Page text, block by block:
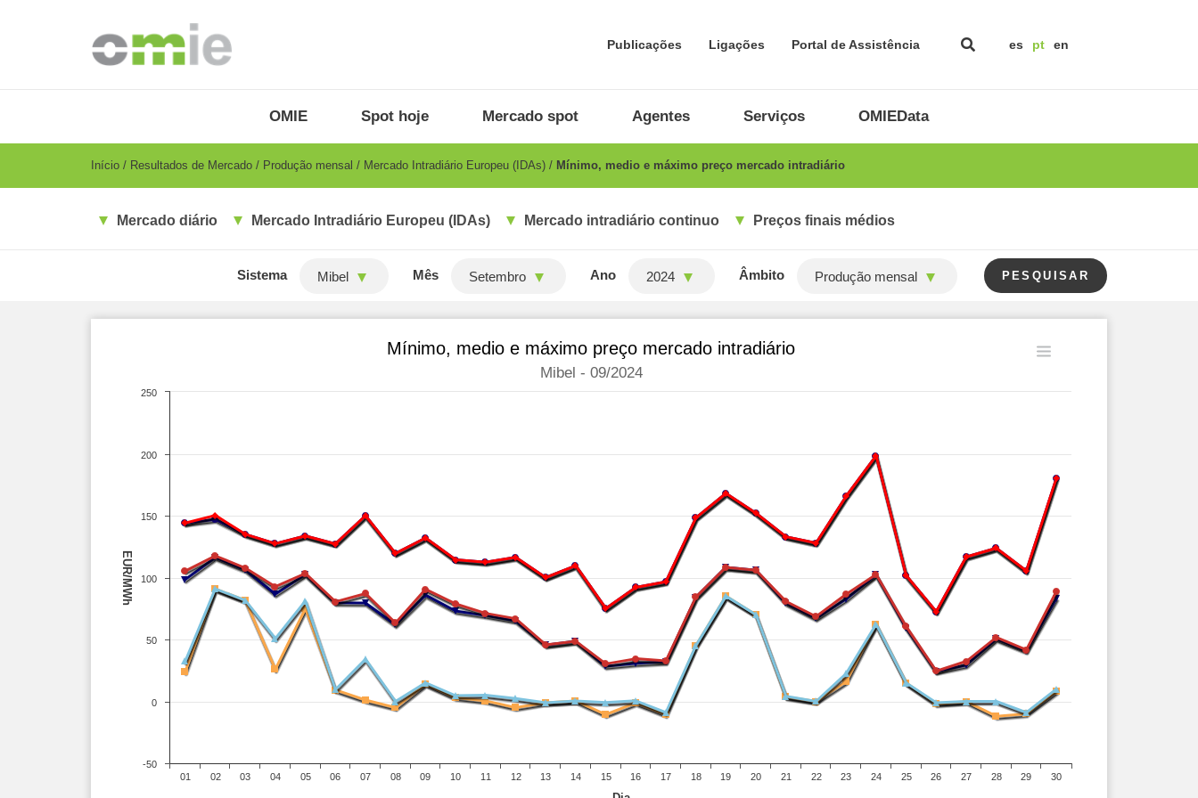
Publicações Ligações Portal de Assistência es pt en
PT
OMIE Spot hoje Mercado spot Agentes Serviços OMIEData
Breadcrumb
Início Resultados de Mercado Produção mensal Mercado Intradiário Europeu (IDAs) Mínimo, medio e máximo preço mercado intradiário
Mercado diário Mercado Intradiário Europeu (IDAs) Mercado intradiário continuo Preços finais médios
Sistema Mibel Mês Setembro Ano 2024 Âmbito Produção mensal
EUR/MWh
Mínimo, medio e máximo preço mercado intradiário
Mibel - 09/2024
01 02 03 04 05 06 07 08 09 10 11 12 13 14 15 16 17 18 19 20 21 22 23 24 25 26 27 28 29 30
-50
0
50
100
150
200
250